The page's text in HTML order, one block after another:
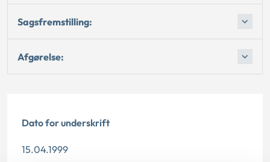
Sagsfremstilling:
Afgørelse:
Dato for underskrift
15.04.1999